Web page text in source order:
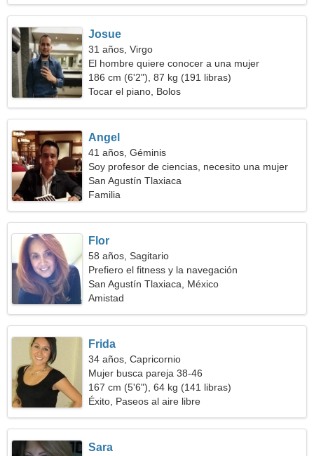
Josue
31 años, Virgo
El hombre quiere conocer a una mujer
186 cm (6'2"), 87 kg (191 libras)
Tocar el piano, Bolos
Angel
41 años, Géminis
Soy profesor de ciencias, necesito una mujer
amigable
San Agustín Tlaxiaca
Familia
Flor
58 años, Sagitario
Prefiero el fitness y la navegación
San Agustín Tlaxiaca, México
Amistad
Frida
34 años, Capricornio
Mujer busca pareja 38-46
167 cm (5'6"), 64 kg (141 libras)
Éxito, Paseos al aire libre
Sara